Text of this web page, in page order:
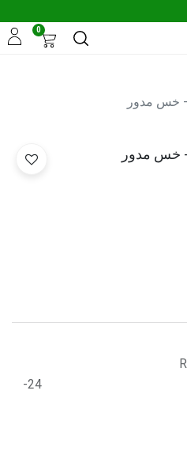
0
24-